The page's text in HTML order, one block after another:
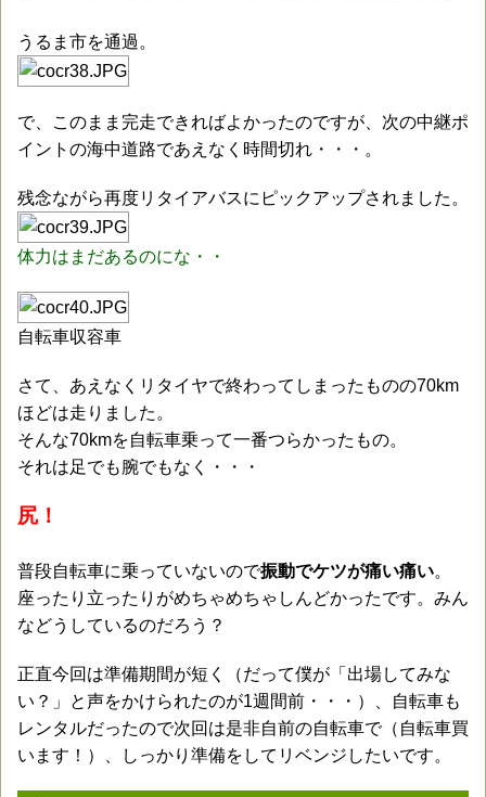
うるま市を通過。
で、このまま完走できればよかったのですが、次の中継ポ
イントの海中道路であえなく時間切れ・・・。
残念ながら再度リタイアバスにピックアップされました。
体力はまだあるのにな・・
自転車収容車
さて、あえなくリタイヤで終わってしまったものの70km
ほどは走りました。
そんな70kmを自転車乗って一番つらかったもの。
それは足でも腕でもなく・・・
尻！
普段自転車に乗っていないので振動でケツが痛い痛い。
座ったり立ったりがめちゃめちゃしんどかったです。みん
などうしているのだろう？
正直今回は準備期間が短く（だって僕が「出場してみな
い？」と声をかけられたのが1週間前・・・）、自転車も
レンタルだったので次回は是非自前の自転車で（自転車買
います！）、しっかり準備をしてリベンジしたいです。